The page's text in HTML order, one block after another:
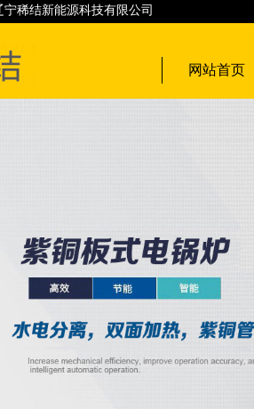
稀结新能源科技有限公司
网站首页